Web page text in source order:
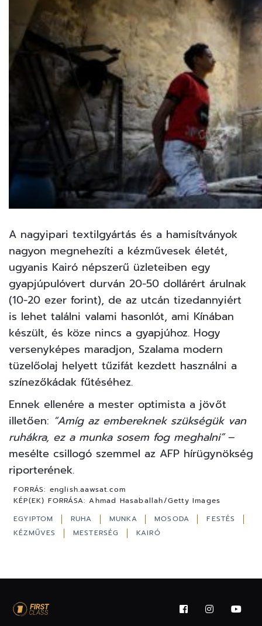
A nagyipari textilgyártás és a hamisítványok
nagyon megnehezíti a kézművesek életét,
ugyanis Kairó népszerű üzleteiben egy
gyapjúpulóvert durván 20-50 dollárért árulnak
(10-20 ezer forint), de az utcán tizedannyiért
is lehet találni valami hasonlót, ami Kínában
készült, és köze nincs a gyapjúhoz. Hogy
versenyképes maradjon, Szalama modern
tüzelőolaj helyett tűzifát kezdett használni a
színezőkádak fűtéséhez.
Ennek ellenére a mester optimista a jövőt
illetően: “Amíg az embereknek szükségük van
ruhákra, ez a munka sosem fog meghalni”–
mesélte csillogó szemmel az AFP hírügynökség
riporterének.
FORRÁS: english.aawsat.com
KÉP(EK) FORRÁSA: Ahmad Hasaballah/Getty Images
EGYIPTOM
RUHA MUNKA MOSODA
FESTÉS
KÉZMŰVES
MESTERSÉG KAIRÓ